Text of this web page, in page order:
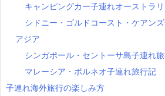
キャンピングカー子連れオーストラ
シドニー・ゴルドコースト・ケアン
アジア
シンガポール・セントーサ島子連れ
マレーシア・ボルネオ子連れ旅行記
子連れ海外旅行の楽しみ方